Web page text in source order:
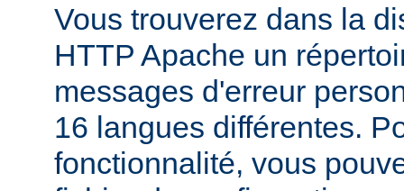
Vous trouverez dans la
HTTP Apache un
messages d'erreur
16 langues différentes.
fonctionnalité, vous